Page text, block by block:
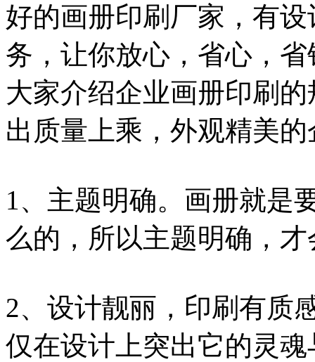
好的画册印刷厂家，有
务，让你放心，省心，
大家介绍企业画册印刷
出质量上乘，外观精美
1、主题明确。画册就是
么的，所以主题明确，
2、设计靓丽，印刷有质
仅在设计上突出它的灵